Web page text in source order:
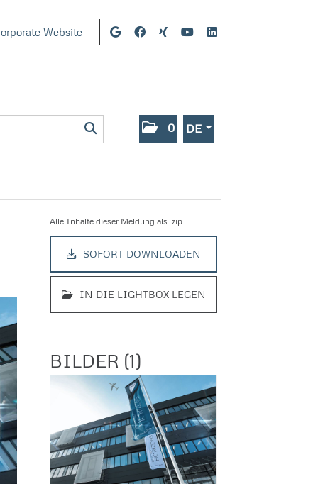
Website
0 DE
Alle Inhalte dieser Meldung als .zip:
SOFORT DOWNLOADEN
IN DIE LIGHTBOX LEGEN
BILDER (1)